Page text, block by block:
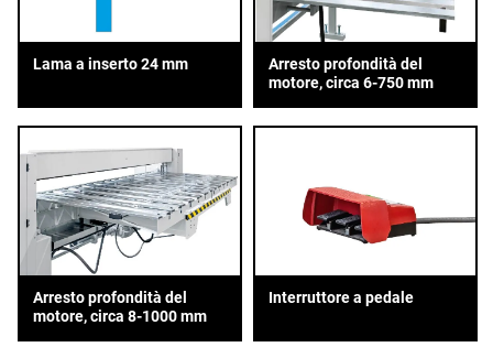
Lama a inserto 24 mm
Arresto profondità del
motore, circa 6-750 mm
Arresto profondità del
motore, circa 8-1000 mm
Interruttore a pedale